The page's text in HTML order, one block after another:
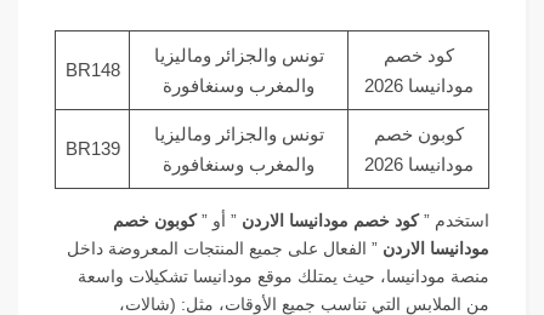
كود خصم
مودانيسا 2026
تونس والجزائر وماليزيا
والمغرب وسنغافورة
BR148
كوبون خصم
مودانيسا 2026
تونس والجزائر وماليزيا
والمغرب وسنغافورة
BR139
استخدم ”كود خصم مودانيسا الاردن” أو ”كوبون خصم
مودانيسا الاردن” الفعال على جميع المنتجات المعروضة داخل
منصة مودانيسا، حيث يمتلك موقع مودانيسا تشكيلات واسعة
من الملابس التي تناسب جميع الأوقات، مثل: (شالات،